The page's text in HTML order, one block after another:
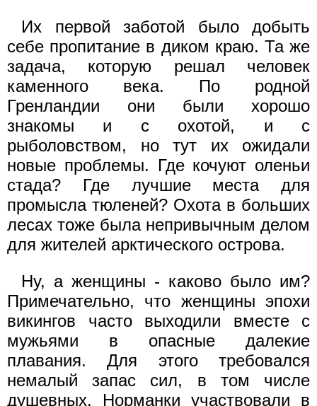
Их первой заботой было добыть
себе пропитание в диком краю. Та же
задача, которую решал человек
каменного века. По родной
Гренландии они были хорошо
знакомы и с охотой, и с
рыболовством, но тут их ожидали
новые проблемы. Где кочуют оленьи
стада? Где лучшие места для
промысла тюленей? Охота в больших
лесах тоже была непривычным делом
для жителей арктического острова.
Ну, а женщины - каково было им?
Примечательно, что женщины эпохи
викингов часто выходили вместе с
мужьями в опасные далекие
плавания. Для этого требовался
немалый запас сил, в том числе
душевных. Норманки участвовали в